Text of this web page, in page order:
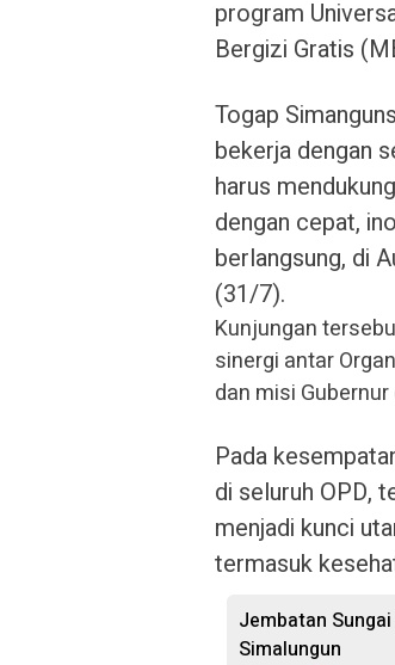
program
Bergizi Gratis
Togap
bekerja dengan
harus
dengan cepat,
berlangsung, di
(31/7).
Kunjungan
sinergi antar
dan misi
Pada
di seluruh OPD,
menjadi kunci
termasuk
Jembatan
Simalungun